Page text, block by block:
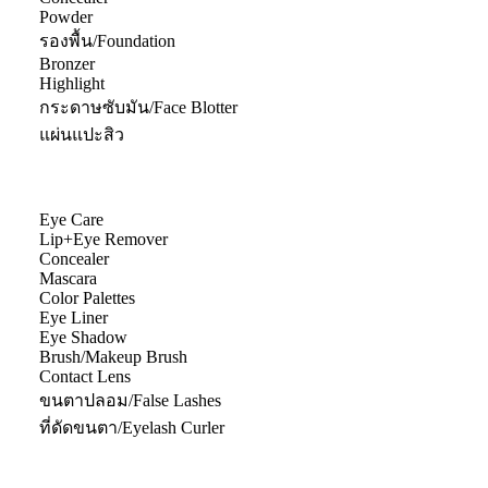
Powder
รองพื้น/Foundation
Bronzer
Highlight
กระดาษซับมัน/Face Blotter
แผ่นแปะสิว
Eye Care
Lip+Eye Remover
Concealer
Mascara
Color Palettes
Eye Liner
Eye Shadow
Brush/Makeup Brush
Contact Lens
ขนตาปลอม/False Lashes
ที่ดัดขนตา/Eyelash Curler